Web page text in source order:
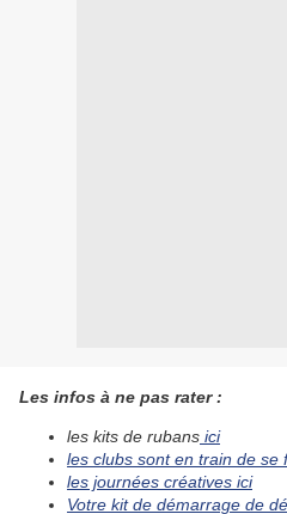
Les infos à ne pas rater :
les kits de rubans ici
les clubs sont en train de se
les journées créatives ici
Votre kit de démarrage de